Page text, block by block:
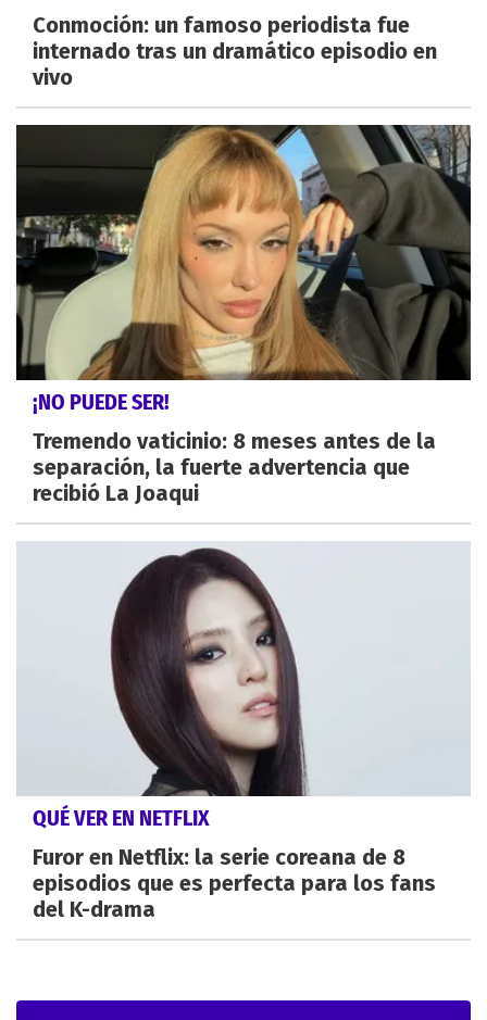
Conmoción: un famoso periodista fue
internado tras un dramático episodio en
vivo
¡NO PUEDE SER!
Tremendo vaticinio: 8 meses antes de la
separación, la fuerte advertencia que
recibió La Joaqui
QUÉ VER EN NETFLIX
Furor en Netflix: la serie coreana de 8
episodios que es perfecta para los fans
del K-drama